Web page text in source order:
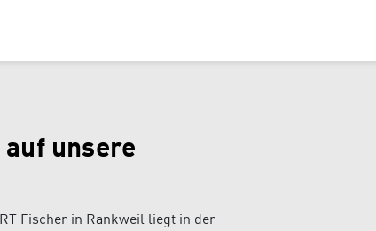
unsere
Fischer in Rankweil liegt in der